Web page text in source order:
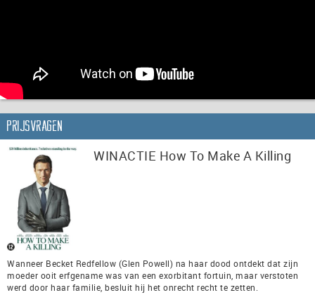
Prijsvragen
WINACTIE How To Make A Killing
Wanneer Becket Redfellow (Glen Powell) na haar dood ontdekt dat zijn
moeder ooit erfgename was van een exorbitant fortuin, maar verstoten
werd door haar familie, besluit hij het onrecht recht te zetten.